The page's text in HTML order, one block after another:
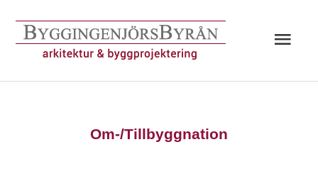
innehåll
Om-/Tillbyggnation